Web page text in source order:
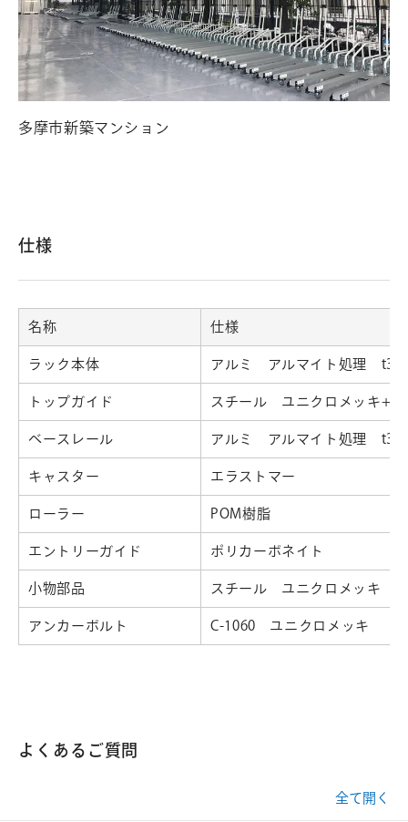
多摩市新築マンション
仕様
名称 仕様
ラック本体 アルミ アルマイト処理 t3.0
トップガイド スチール ユニクロメッキ+塗
ベースレール アルミ アルマイト処理 t3.0
キャスター エラストマー
ローラー POM樹脂
エントリーガイド ポリカーボネイト
小物部品 スチール ユニクロメッキ
アンカーボルト C-1060 ユニクロメッキ
よくあるご質問
全て開く